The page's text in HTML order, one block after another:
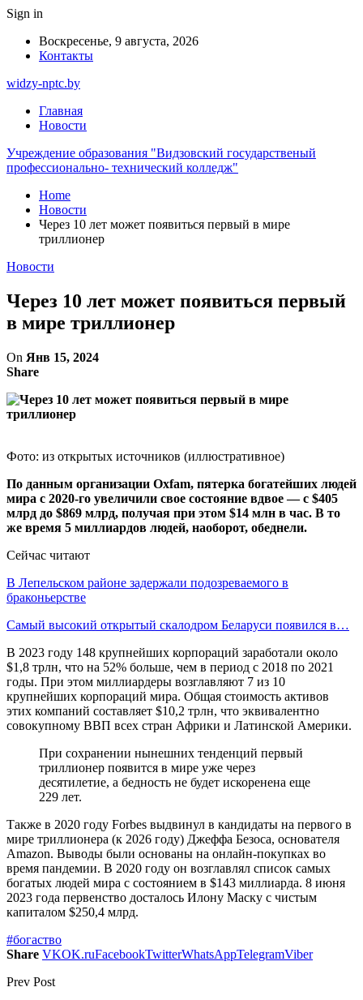
Sign in
Воскресенье, 9 августа, 2026
Контакты
widzy-nptc.by
Главная
Новости
Учреждение образования "Видзовский государственый
профессионально- технический колледж"
Home
Новости
Через 10 лет может появиться первый в мире
триллионер
Новости
Через 10 лет может появиться первый
в мире триллионер
On Янв 15, 2024
Share
Фото: из открытых источников (иллюстративное)
По данным организации Oxfam, пятерка богатейших людей
мира с 2020-го увеличили свое состояние вдвое — с $405
млрд до $869 млрд, получая при этом $14 млн в час. В то
же время 5 миллиардов людей, наоборот, обеднели.
Сейчас читают
В Лепельском районе задержали подозреваемого в
браконьерстве
Самый высокий открытый скалодром Беларуси появился в…
В 2023 году 148 крупнейших корпораций заработали около
$1,8 трлн, что на 52% больше, чем в период с 2018 по 2021
годы. При этом миллиардеры возглавляют 7 из 10
крупнейших корпораций мира. Общая стоимость активов
этих компаний составляет $10,2 трлн, что эквивалентно
совокупному ВВП всех стран Африки и Латинской Америки.
При сохранении нынешних тенденций первый
триллионер появится в мире уже через
десятилетие, а бедность не будет искоренена еще
229 лет.
Также в 2020 году Forbes выдвинул в кандидаты на первого в
мире триллионера (к 2026 году) Джеффа Безоса, основателя
Amazon. Выводы были основаны на онлайн-покупках во
время пандемии. В 2020 году он возглавлял список самых
богатых людей мира с состоянием в $143 миллиарда. 8 июня
2023 года первенство досталось Илону Маску c чистым
капиталом $250,4 млрд.
#богаство
Share VKOK.ruFacebookTwitterWhatsAppTelegramViber
Prev Post